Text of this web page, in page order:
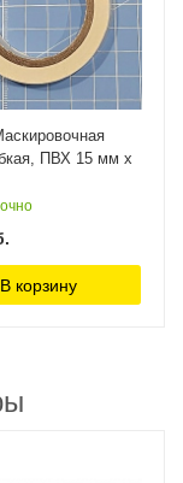
ПВХ 15 мм х
В корзину